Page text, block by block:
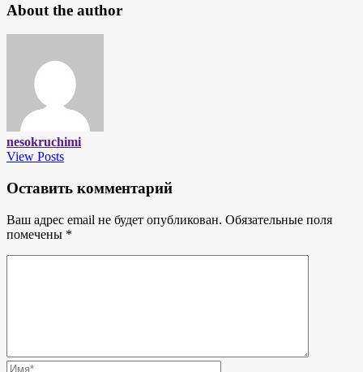
About the author
nesokruchimi
View Posts
Оставить комментарий
Ваш адрес email не будет опубликован. Обязательные поля
помечены *